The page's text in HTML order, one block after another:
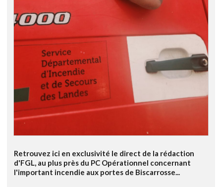
Retrouvez ici en exclusivité le direct de la rédaction
d'FGL, au plus près du PC Opérationnel concernant
l'important incendie aux portes de Biscarrosse...